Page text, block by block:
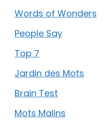
Words of Wonders
People Say
Top 7
Jardin des Mots
Brain Test
Mots Malins